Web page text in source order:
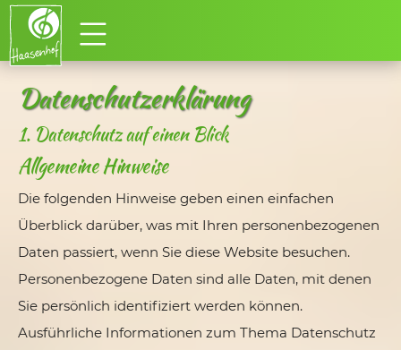
Datenschutz­erklärung
1. Datenschutz auf einen Blick
Allgemeine Hinweise
Die folgenden Hinweise geben einen einfachen
Überblick darüber, was mit Ihren personenbezogenen
Daten passiert, wenn Sie diese Website besuchen.
Personenbezogene Daten sind alle Daten, mit denen
Sie persönlich identifiziert werden können.
Ausführliche Informationen zum Thema Datenschutz